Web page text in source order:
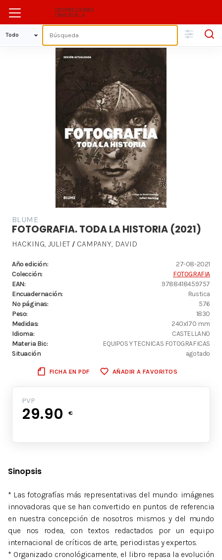
BLUME
FOTOGRAFIA. TODA LA HISTORIA (2021)
HACKING, JULIET / CAMPANY, DAVID
Año edición:
27-08-2021
Colección:
FOTOGRAFIA
EAN:
9788418459757
Encuadernación:
Rustica
Nº páginas:
576
Peso:
1830
Medidas:
240x170 mm
Idioma:
CASTELLANO
Materia Bic:
EQUIPOS Y TECNICAS FOTOGRAFICAS
Situación
agotado
FICHA EN PDF AÑADIR A FAVORITOS
PVP
29.90 €
Sinopsis
* Las fotografías más representativas del mundo: imágenes
innovadoras que se han convertido en puntos de referencia
en nuestra concepción de nosotros mismos y del mundo
que nos rodea, con textos redactados por un equipo
internacional de críticos de arte, periodistas y expertos.
* Organizado cronológicamente, el libro repasa la evolución